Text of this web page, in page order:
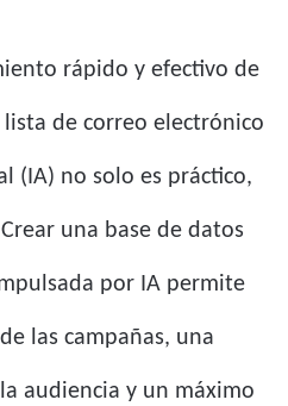
rápido y efectivo de
de correo electrónico
(IA) no solo es práctico,
una base de datos
por IA permite
las campañas, una
audiencia y un máximo